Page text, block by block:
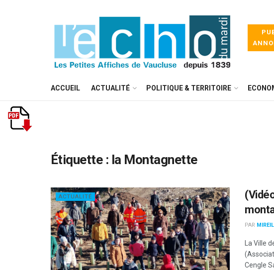
ACCUEIL ACTUALITÉ POLITIQUE & TERRITOIRE
Étiquette : la Montagnette
ACTUALITÉ
PAR
La Ville
Cengle